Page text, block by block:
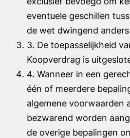
eventuele geschillen
de wet dwingend
3. De toepasselijkheid
Koopverdrag is
4. Wanneer in een
één of meerdere
algemene voorwaarden
bezwarend worden
de overige bepalingen